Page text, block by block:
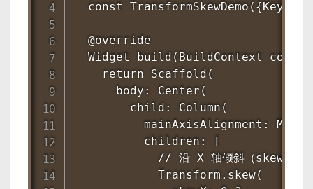
const TransformSkewDemo({Key?
  @override
Widget build(BuildContext
    return Scaffold(
      body: Center(
        child: Column(
mainAxisAlignment:
          children: [
// 沿 X 轴倾斜（skewX =
            Transform.skew(